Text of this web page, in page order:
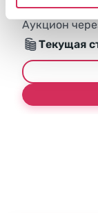
Аукцион
Текущая